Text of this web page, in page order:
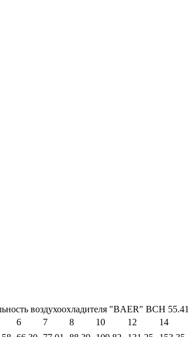
воздухоохладителя "BAER" BCH 55.41
6 7 8 10 12
14